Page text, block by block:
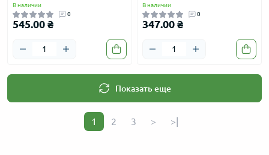
В наличии
0
545.00 ₴
В наличии
0
347.00 ₴
Показать еще
1 2 3 > >|